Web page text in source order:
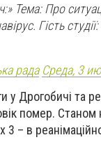
Тема: Про
Гість
рада Среда, 3
у Дрогобичі та
помер. Станом
3 – в